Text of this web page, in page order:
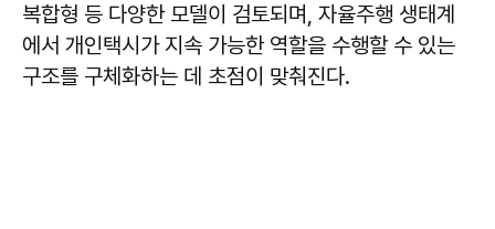
복합형 등 다양한 모델이 검토되며, 자율주행 생태계
에서 개인택시가 지속 가능한 역할을 수행할 수 있는
구조를 구체화하는 데 초점이 맞춰진다.